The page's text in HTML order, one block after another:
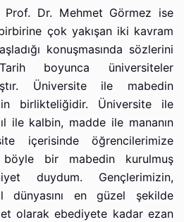
Prof. Dr. Mehmet Görmez ise
çok yakışan iki kavram
konuşmasında sözlerini
boyunca üniversiteler
Üniversite ile mabedin
birlikteliğidir. Üniversite ile
ile kalbin, madde ile mananın
içerisinde öğrencilerimize
bir mabedin kurulmuş
duydum. Gençlerimizin,
dünyasını en güzel şekilde
olarak ebediyete kadar ezan